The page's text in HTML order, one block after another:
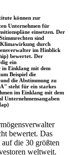
können zur
Unternehmen für
einsetzen. Der
sind
Klimawirkung durch
im Hinblick
bewertet. Der
ein
in Einklang mit dem
Beispiel die
die Abstimmung zu
steht für ein starkes
im Einklang mit dem
Unternehmensangaben
bewertet. Das
die 30 größten
weltweit.